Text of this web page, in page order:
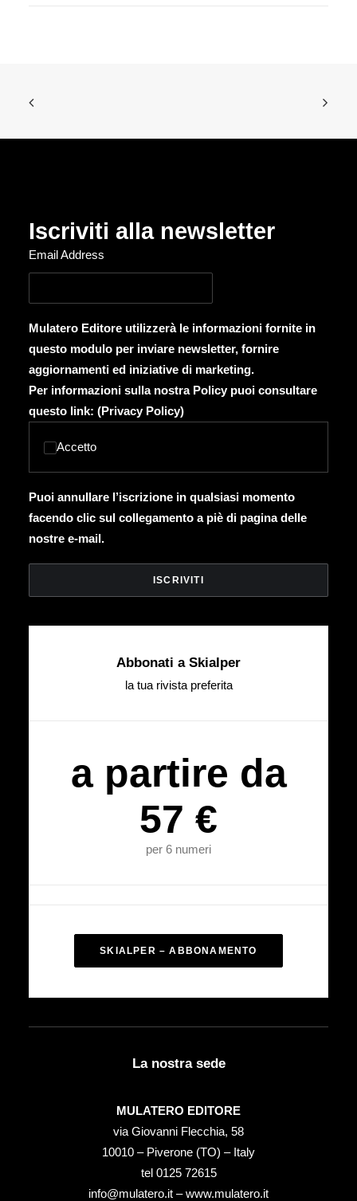
Iscriviti alla newsletter
Email Address
Mulatero Editore utilizzerà le informazioni fornite in
questo modulo per inviare newsletter, fornire
aggiornamenti ed iniziative di marketing.
Per informazioni sulla nostra Policy puoi consultare
questo link: (Privacy Policy)
Accetto
Puoi annullare l’iscrizione in qualsiasi momento
facendo clic sul collegamento a piè di pagina delle
nostre e-mail.
Abbonati a Skialper
la tua rivista preferita
a partire da
57 €
per 6 numeri
SKIALPER – ABBONAMENTO
La nostra sede
MULATERO EDITORE
via Giovanni Flecchia, 58
10010 – Piverone (TO) – Italy
tel ‭0125 72615‬
info@mulatero.it –www.mulatero.it